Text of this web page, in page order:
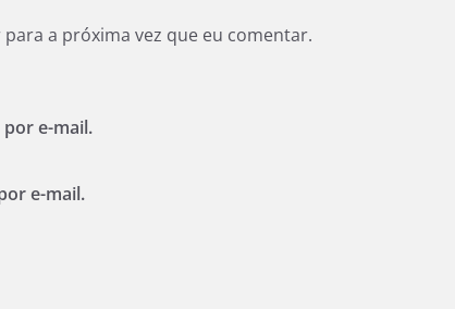
a próxima vez que eu comentar.
e-mail.
e-mail.